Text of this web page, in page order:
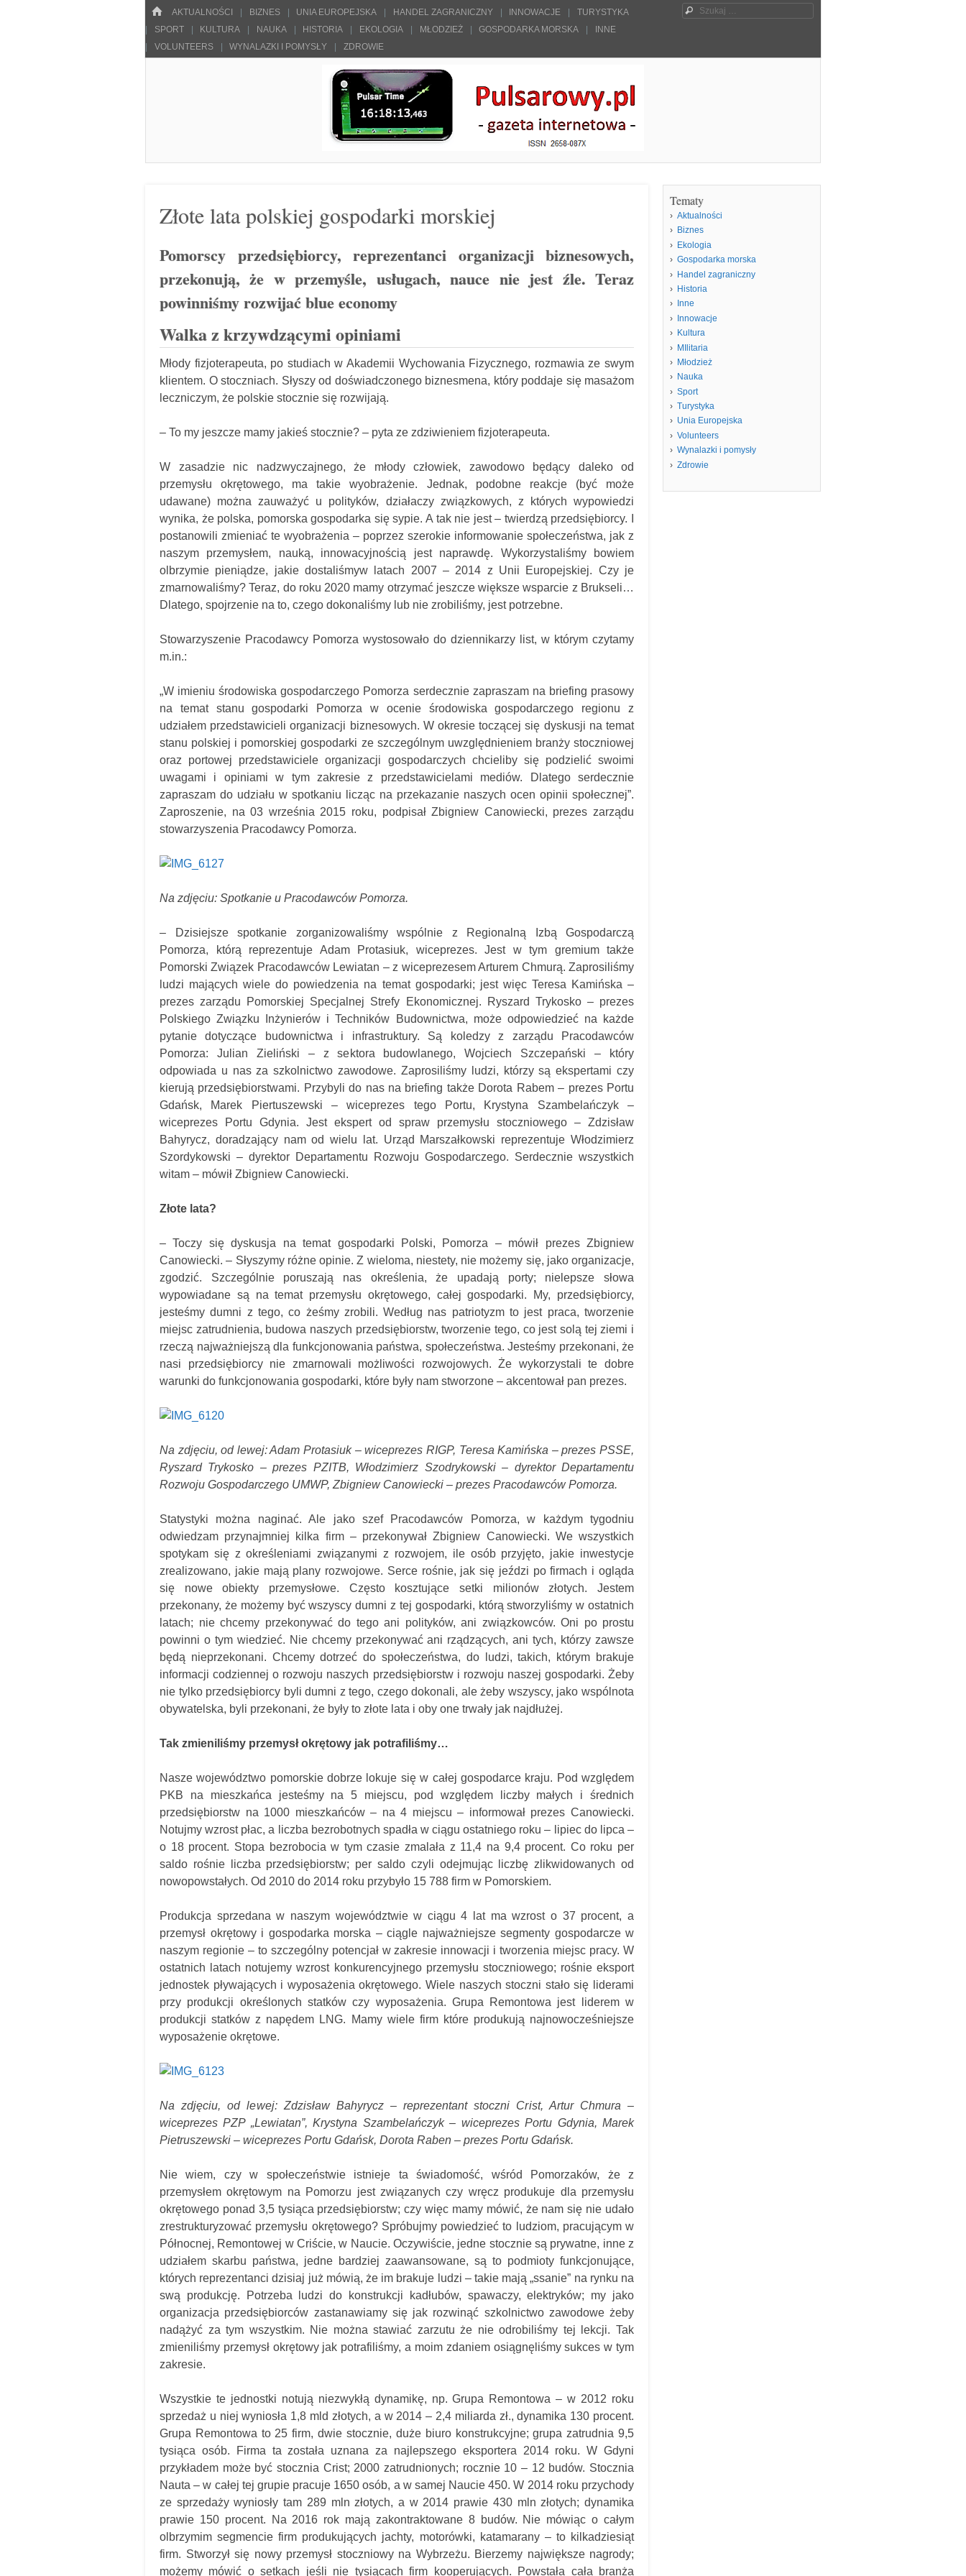
HOME
Menu
SKOCZ DO TREŚCI
AKTUALNOŚCI BIZNES UNIA EUROPEJSKA HANDEL ZAGRANICZNY INNOWACJE
TURYSTYKA
SPORT
KULTURA NAUKA HISTORIA EKOLOGIA MŁODZIEŻ GOSPODARKA MORSKA
INNE
VOLUNTEERS
WYNALAZKI I POMYSŁY ZDROWIE
Szukaj
Złote lata polskiej gospodarki morskiej
Pomorscy przedsiębiorcy, reprezentanci organizacji biznesowych,
przekonują, że w przemyśle, usługach, nauce nie jest źle. Teraz
powinniśmy rozwijać blue economy
Walka z krzywdzącymi opiniami
Młody fizjoterapeuta, po studiach w Akademii Wychowania Fizycznego, rozmawia ze swym
klientem. O stoczniach. Słyszy od doświadczonego biznesmena, który poddaje się masażom
leczniczym, że polskie stocznie się rozwijają.
– To my jeszcze mamy jakieś stocznie? – pyta ze zdziwieniem fizjoterapeuta.
W zasadzie nic nadzwyczajnego, że młody człowiek, zawodowo będący daleko od
przemysłu okrętowego, ma takie wyobrażenie. Jednak, podobne reakcje (być może
udawane) można zauważyć u polityków, działaczy związkowych, z których wypowiedzi
wynika, że polska, pomorska gospodarka się sypie. A tak nie jest – twierdzą przedsiębiorcy. I
postanowili zmieniać te wyobrażenia – poprzez szerokie informowanie społeczeństwa, jak z
naszym przemysłem, nauką, innowacyjnością jest naprawdę. Wykorzystaliśmy bowiem
olbrzymie pieniądze, jakie dostaliśmyw latach 2007 – 2014 z Unii Europejskiej. Czy je
zmarnowaliśmy? Teraz, do roku 2020 mamy otrzymać jeszcze większe wsparcie z Brukseli…
Dlatego, spojrzenie na to, czego dokonaliśmy lub nie zrobiliśmy, jest potrzebne.
Stowarzyszenie Pracodawcy Pomorza wystosowało do dziennikarzy list, w którym czytamy
m.in.:
„W imieniu środowiska gospodarczego Pomorza serdecznie zapraszam na briefing prasowy
na temat stanu gospodarki Pomorza w ocenie środowiska gospodarczego regionu z
udziałem przedstawicieli organizacji biznesowych. W okresie toczącej się dyskusji na temat
stanu polskiej i pomorskiej gospodarki ze szczególnym uwzględnieniem branży stoczniowej
oraz portowej przedstawiciele organizacji gospodarczych chcieliby się podzielić swoimi
uwagami i opiniami w tym zakresie z przedstawicielami mediów. Dlatego serdecznie
zapraszam do udziału w spotkaniu licząc na przekazanie naszych ocen opinii społecznej”.
Zaproszenie, na 03 września 2015 roku, podpisał Zbigniew Canowiecki, prezes zarządu
stowarzyszenia Pracodawcy Pomorza.
Na zdjęciu: Spotkanie u Pracodawców Pomorza.
– Dzisiejsze spotkanie zorganizowaliśmy wspólnie z Regionalną Izbą Gospodarczą
Pomorza, którą reprezentuje Adam Protasiuk, wiceprezes. Jest w tym gremium także
Pomorski Związek Pracodawców Lewiatan – z wiceprezesem Arturem Chmurą. Zaprosiliśmy
ludzi mających wiele do powiedzenia na temat gospodarki; jest więc Teresa Kamińska –
prezes zarządu Pomorskiej Specjalnej Strefy Ekonomicznej. Ryszard Trykosko – prezes
Polskiego Związku Inżynierów i Techników Budownictwa, może odpowiedzieć na każde
pytanie dotyczące budownictwa i infrastruktury. Są koledzy z zarządu Pracodawców
Pomorza: Julian Zieliński – z sektora budowlanego, Wojciech Szczepański – który
odpowiada u nas za szkolnictwo zawodowe. Zaprosiliśmy ludzi, którzy są ekspertami czy
kierują przedsiębiorstwami. Przybyli do nas na briefing także Dorota Rabem – prezes Portu
Gdańsk, Marek Piertuszewski – wiceprezes tego Portu, Krystyna Szambelańczyk –
wiceprezes Portu Gdynia. Jest ekspert od spraw przemysłu stoczniowego – Zdzisław
Bahyrycz, doradzający nam od wielu lat. Urząd Marszałkowski reprezentuje Włodzimierz
Szordykowski – dyrektor Departamentu Rozwoju Gospodarczego. Serdecznie wszystkich
witam – mówił Zbigniew Canowiecki.
Złote lata?
– Toczy się dyskusja na temat gospodarki Polski, Pomorza – mówił prezes Zbigniew
Canowiecki. – Słyszymy różne opinie. Z wieloma, niestety, nie możemy się, jako organizacje,
zgodzić. Szczególnie poruszają nas określenia, że upadają porty; nielepsze słowa
wypowiadane są na temat przemysłu okrętowego, całej gospodarki. My, przedsiębiorcy,
jesteśmy dumni z tego, co żeśmy zrobili. Według nas patriotyzm to jest praca, tworzenie
miejsc zatrudnienia, budowa naszych przedsiębiorstw, tworzenie tego, co jest solą tej ziemi i
rzeczą najważniejszą dla funkcjonowania państwa, społeczeństwa. Jesteśmy przekonani, że
nasi przedsiębiorcy nie zmarnowali możliwości rozwojowych. Że wykorzystali te dobre
warunki do funkcjonowania gospodarki, które były nam stworzone – akcentował pan prezes.
Na zdjęciu, od lewej: Adam Protasiuk – wiceprezes RIGP, Teresa Kamińska – prezes PSSE,
Ryszard Trykosko – prezes PZITB, Włodzimierz Szodrykowski – dyrektor Departamentu
Rozwoju Gospodarczego UMWP, Zbigniew Canowiecki – prezes Pracodawców Pomorza.
Statystyki można naginać. Ale jako szef Pracodawców Pomorza, w każdym tygodniu
odwiedzam przynajmniej kilka firm – przekonywał Zbigniew Canowiecki. We wszystkich
spotykam się z określeniami związanymi z rozwojem, ile osób przyjęto, jakie inwestycje
zrealizowano, jakie mają plany rozwojowe. Serce rośnie, jak się jeździ po firmach i ogląda
się nowe obiekty przemysłowe. Często kosztujące setki milionów złotych. Jestem
przekonany, że możemy być wszyscy dumni z tej gospodarki, którą stworzyliśmy w ostatnich
latach; nie chcemy przekonywać do tego ani polityków, ani związkowców. Oni po prostu
powinni o tym wiedzieć. Nie chcemy przekonywać ani rządzących, ani tych, którzy zawsze
będą nieprzekonani. Chcemy dotrzeć do społeczeństwa, do ludzi, takich, którym brakuje
informacji codziennej o rozwoju naszych przedsiębiorstw i rozwoju naszej gospodarki. Żeby
nie tylko przedsiębiorcy byli dumni z tego, czego dokonali, ale żeby wszyscy, jako wspólnota
obywatelska, byli przekonani, że były to złote lata i oby one trwały jak najdłużej.
Tak zmieniliśmy przemysł okrętowy jak potrafiliśmy…
Nasze województwo pomorskie dobrze lokuje się w całej gospodarce kraju. Pod względem
PKB na mieszkańca jesteśmy na 5 miejscu, pod względem liczby małych i średnich
przedsiębiorstw na 1000 mieszkańców – na 4 miejscu – informował prezes Canowiecki.
Notujmy wzrost płac, a liczba bezrobotnych spadła w ciągu ostatniego roku – lipiec do lipca –
o 18 procent. Stopa bezrobocia w tym czasie zmalała z 11,4 na 9,4 procent. Co roku per
saldo rośnie liczba przedsiębiorstw; per saldo czyli odejmując liczbę zlikwidowanych od
nowopowstałych. Od 2010 do 2014 roku przybyło 15 788 firm w Pomorskiem.
Produkcja sprzedana w naszym województwie w ciągu 4 lat ma wzrost o 37 procent, a
przemysł okrętowy i gospodarka morska – ciągle najważniejsze segmenty gospodarcze w
naszym regionie – to szczególny potencjał w zakresie innowacji i tworzenia miejsc pracy. W
ostatnich latach notujemy wzrost konkurencyjnego przemysłu stoczniowego; rośnie eksport
jednostek pływających i wyposażenia okrętowego. Wiele naszych stoczni stało się liderami
przy produkcji określonych statków czy wyposażenia. Grupa Remontowa jest liderem w
produkcji statków z napędem LNG. Mamy wiele firm które produkują najnowocześniejsze
wyposażenie okrętowe.
Na zdjęciu, od lewej: Zdzisław Bahyrycz – reprezentant stoczni Crist, Artur Chmura –
wiceprezes PZP „Lewiatan”, Krystyna Szambelańczyk – wiceprezes Portu Gdynia, Marek
Pietruszewski – wiceprezes Portu Gdańsk, Dorota Raben – prezes Portu Gdańsk.
Nie wiem, czy w społeczeństwie istnieje ta świadomość, wśród Pomorzaków, że z
przemysłem okrętowym na Pomorzu jest związanych czy wręcz produkuje dla przemysłu
okrętowego ponad 3,5 tysiąca przedsiębiorstw; czy więc mamy mówić, że nam się nie udało
zrestrukturyzować przemysłu okrętowego? Spróbujmy powiedzieć to ludziom, pracującym w
Północnej, Remontowej w Criście, w Naucie. Oczywiście, jedne stocznie są prywatne, inne z
udziałem skarbu państwa, jedne bardziej zaawansowane, są to podmioty funkcjonujące,
których reprezentanci dzisiaj już mówią, że im brakuje ludzi – takie mają „ssanie” na rynku na
swą produkcję. Potrzeba ludzi do konstrukcji kadłubów, spawaczy, elektryków; my jako
organizacja przedsiębiorców zastanawiamy się jak rozwinąć szkolnictwo zawodowe żeby
nadążyć za tym wszystkim. Nie można stawiać zarzutu że nie odrobiliśmy tej lekcji. Tak
zmieniliśmy przemysł okrętowy jak potrafiliśmy, a moim zdaniem osiągnęliśmy sukces w tym
zakresie.
Wszystkie te jednostki notują niezwykłą dynamikę, np. Grupa Remontowa – w 2012 roku
sprzedaż u niej wyniosła 1,8 mld złotych, a w 2014 – 2,4 miliarda zł., dynamika 130 procent.
Grupa Remontowa to 25 firm, dwie stocznie, duże biuro konstrukcyjne; grupa zatrudnia 9,5
tysiąca osób. Firma ta została uznana za najlepszego eksportera 2014 roku. W Gdyni
przykładem może być stocznia Crist; 2000 zatrudnionych; rocznie 10 – 12 budów. Stocznia
Nauta – w całej tej grupie pracuje 1650 osób, a w samej Naucie 450. W 2014 roku przychody
ze sprzedaży wyniosły tam 289 mln złotych, a w 2014 prawie 430 mln złotych; dynamika
prawie 150 procent. Na 2016 rok mają zakontraktowane 8 budów. Nie mówiąc o całym
olbrzymim segmencie firm produkujących jachty, motorówki, katamarany – to kilkadziesiąt
firm. Stworzył się nowy przemysł stoczniowy na Wybrzeżu. Bierzemy największe nagrody;
możemy mówić o setkach jeśli nie tysiącach firm kooperujących. Powstała cała branża
Tematy
Aktualności
Biznes
Ekologia
Gospodarka morska
Handel zagraniczny
Historia
Inne
Innowacje
Kultura
MIlitaria
Młodzież
Nauka
Sport
Turystyka
Unia Europejska
Volunteers
Wynalazki i pomysły
Zdrowie